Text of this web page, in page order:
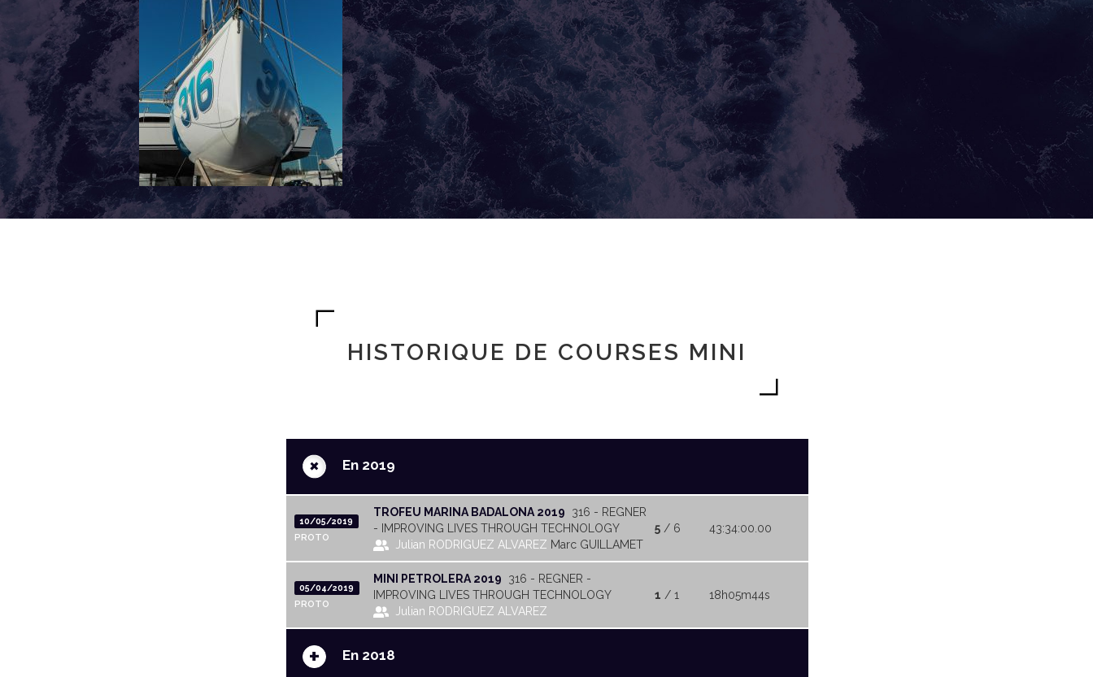
HISTORIQUE DE COURSES MINI
+ En 2019
10/05/2019
PROTO
TROFEU MARINA BADALONA 2019
316 - REGNER
- IMPROVING LIVES THROUGH TECHNOLOGY
Julian RODRIGUEZ ALVAREZ Marc GUILLAMET
5 / 6 43:34:00.00
05/04/2019
PROTO
MINI PETROLERA 2019
316 - REGNER -
IMPROVING LIVES THROUGH TECHNOLOGY
Julian RODRIGUEZ ALVAREZ
1 / 1 18h05m44s
+ En 2018